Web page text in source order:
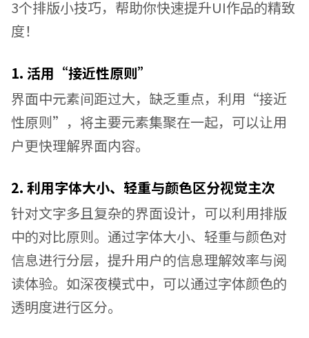
3个排版小技巧，帮助你快速提升UI作品的精致
度！
1. 活用“接近性原则”
界面中元素间距过大，缺乏重点，利用“接近
性原则”，将主要元素集聚在一起，可以让用
户更快理解界面内容。
2. 利用字体大小、轻重与颜色区分视觉主次
针对文字多且复杂的界面设计，可以利用排版
中的对比原则。通过字体大小、轻重与颜色对
信息进行分层，提升用户的信息理解效率与阅
读体验。如深夜模式中，可以通过字体颜色的
透明度进行区分。